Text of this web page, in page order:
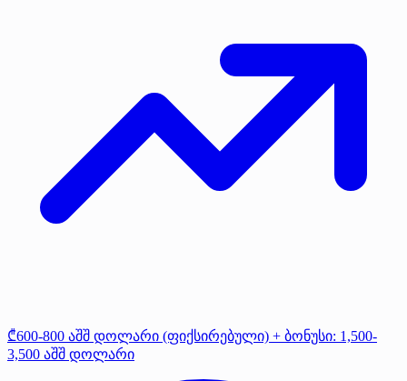
₾600-800 აშშ დოლარი (ფიქსირებული) + ბონუსი: 1,500-
3,500 აშშ დოლარი